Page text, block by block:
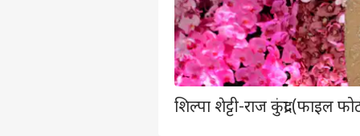
शिल्पा शेट्टी-राज कुंद्रा (फाइल